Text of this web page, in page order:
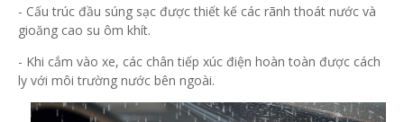
- Cấu trúc đầu súng sạc được thiết kế các rãnh thoát nước và
gioăng cao su ôm khít.
- Khi cắm vào xe, các chân tiếp xúc điện hoàn toàn được cách
ly với môi trường nước bên ngoài.